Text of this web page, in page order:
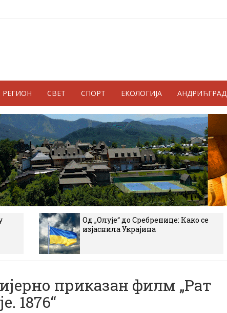
РЕГИОН СВЕТ СПОРТ ЕКОЛОГИЈА АНДРИЋГРАД
Од „Олује“ до Сребренице: Како се
изјаснила Украјина
приказан филм „Рат
1876“